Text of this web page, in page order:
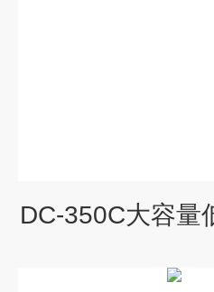
DC-350C大容量